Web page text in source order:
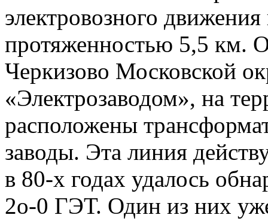
электровозного
протяженностью 5,5 км.
Черкизово Московской
«Электрозаводом», на
расположены
заводы. Эта линия
в 80-х годах удалось
2о-0 ГЭТ. Один из них